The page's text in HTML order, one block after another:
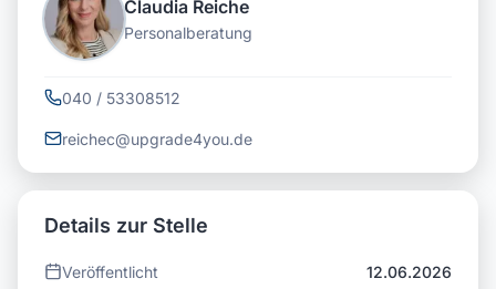
Claudia Reiche
Personalberatung
040 / 53308512
reichec@upgrade4you.de
Details zur Stelle
Veröffentlicht 12.06.2026